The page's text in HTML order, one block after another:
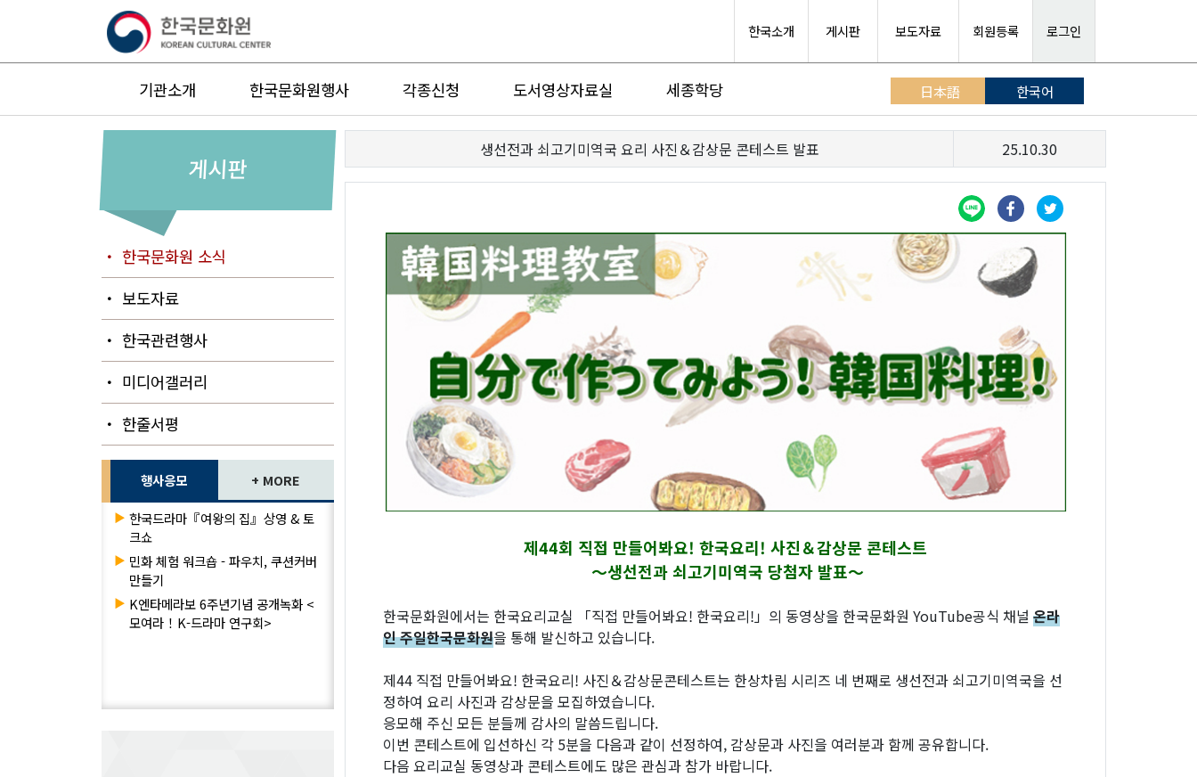
한국소개 게시판 보도자료 회원등록 로그인
기관소개 한국문화원행사 각종신청 도서영상자료실 세종학당 日本語 한국어
게시판
・ 한국문화원 소식
・ 보도자료
・ 한국관련행사
・ 미디어갤러리
・ 한줄서평
행사응모 + MORE
▶ 한국드라마『여왕의 집』상영 & 토
크쇼
▶ 민화 체험 워크숍 - 파우치, 쿠션커버
만들기
▶ K엔타메라보 6주년기념 공개녹화 <
모여라！K-드라마 연구회>
생선전과 쇠고기미역국 요리 사진＆감상문 콘테스트 발표 25.10.30
제44회 직접 만들어봐요! 한국요리! 사진＆감상문 콘테스트
～생선전과 쇠고기미역국 당첨자 발표～
한국문화원에서는 한국요리교실 「직접 만들어봐요! 한국요리!」의 동영상을 한국문화원 YouTube공식 채널 온라
인 주일한국문화원을 통해 발신하고 있습니다.
제44 직접 만들어봐요! 한국요리! 사진＆감상문콘테스트는 한상차림 시리즈 네 번째로 생선전과 쇠고기미역국을 선
정하여 요리 사진과 감상문을 모집하였습니다.
응모해 주신 모든 분들께 감사의 말씀드립니다.
이번 콘테스트에 입선하신 각 5분을 다음과 같이 선정하여, 감상문과 사진을 여러분과 함께 공유합니다.
다음 요리교실 동영상과 콘테스트에도 많은 관심과 참가 바랍니다.